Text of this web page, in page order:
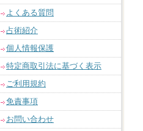
よくある質問
占術紹介
個人情報保護
特定商取引法に基づく表示
ご利用規約
免責事項
お問い合わせ